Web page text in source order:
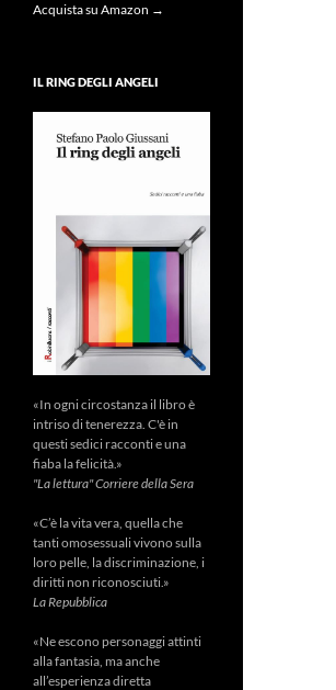
Acquista su Amazon →
IL RING DEGLI ANGELI
«In ogni circostanza il libro è
intriso di tenerezza. C'è in
questi sedici racconti e una
fiaba la felicità.»
"La lettura" Corriere della Sera
«C’è la vita vera, quella che
tanti omosessuali vivono sulla
loro pelle, la discriminazione, i
diritti non riconosciuti.»
La Repubblica
«Ne escono personaggi attinti
alla fantasia, ma anche
all’esperienza diretta